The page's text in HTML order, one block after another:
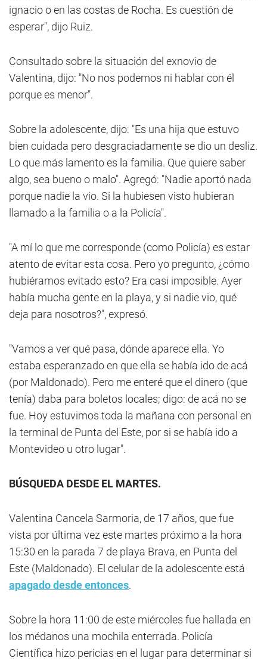
ignacio o en las costas de Rocha. Es cuestión de
esperar", dijo Ruiz.
Consultado sobre la situación del exnovio de
Valentina, dijo: "No nos podemos ni hablar con él
porque es menor".
Sobre la adolescente, dijo: "Es una hija que estuvo
bien cuidada pero desgraciadamente se dio un desliz.
Lo que más lamento es la familia. Que quiere saber
algo, sea bueno o malo". Agregó: "Nadie aportó nada
porque nadie la vio. Si la hubiesen visto hubieran
llamado a la familia o a la Policía".
"A mí lo que me corresponde (como Policía) es estar
atento de evitar esta cosa. Pero yo pregunto, ¿cómo
hubiéramos evitado esto? Era casi imposible. Ayer
había mucha gente en la playa, y si nadie vio, qué
deja para nosotros?", expresó.
"Vamos a ver qué pasa, dónde aparece ella. Yo
estaba esperanzado en que ella se había ido de acá
(por Maldonado). Pero me enteré que el dinero (que
tenía) daba para boletos locales; digo: de acá no se
fue. Hoy estuvimos toda la mañana con personal en
la terminal de Punta del Este, por si se había ido a
Montevideo u otro lugar".
BÚSQUEDA DESDE EL MARTES.
Valentina Cancela Sarmoria, de 17 años, que fue
vista por última vez este martes próximo a la hora
15:30 en la parada 7 de playa Brava, en Punta del
Este (Maldonado). El celular de la adolescente está
apagado desde entonces.
Sobre la hora 11:00 de este miércoles fue hallada en
los médanos una mochila enterrada. Policía
Científica hizo pericias en el lugar para determinar si